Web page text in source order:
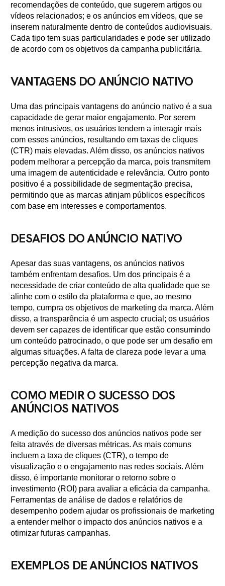
recomendações de conteúdo, que sugerem artigos ou
vídeos relacionados; e os anúncios em vídeos, que se
inserem naturalmente dentro de conteúdos audiovisuais.
Cada tipo tem suas particularidades e pode ser utilizado
de acordo com os objetivos da campanha publicitária.
VANTAGENS DO ANÚNCIO NATIVO
Uma das principais vantagens do anúncio nativo é a sua
capacidade de gerar maior engajamento. Por serem
menos intrusivos, os usuários tendem a interagir mais
com esses anúncios, resultando em taxas de cliques
(CTR) mais elevadas. Além disso, os anúncios nativos
podem melhorar a percepção da marca, pois transmitem
uma imagem de autenticidade e relevância. Outro ponto
positivo é a possibilidade de segmentação precisa,
permitindo que as marcas atinjam públicos específicos
com base em interesses e comportamentos.
DESAFIOS DO ANÚNCIO NATIVO
Apesar das suas vantagens, os anúncios nativos
também enfrentam desafios. Um dos principais é a
necessidade de criar conteúdo de alta qualidade que se
alinhe com o estilo da plataforma e que, ao mesmo
tempo, cumpra os objetivos de marketing da marca. Além
disso, a transparência é um aspecto crucial; os usuários
devem ser capazes de identificar que estão consumindo
um conteúdo patrocinado, o que pode ser um desafio em
algumas situações. A falta de clareza pode levar a uma
percepção negativa da marca.
COMO MEDIR O SUCESSO DOS
ANÚNCIOS NATIVOS
A medição do sucesso dos anúncios nativos pode ser
feita através de diversas métricas. As mais comuns
incluem a taxa de cliques (CTR), o tempo de
visualização e o engajamento nas redes sociais. Além
disso, é importante monitorar o retorno sobre o
investimento (ROI) para avaliar a eficácia da campanha.
Ferramentas de análise de dados e relatórios de
desempenho podem ajudar os profissionais de marketing
a entender melhor o impacto dos anúncios nativos e a
otimizar futuras campanhas.
EXEMPLOS DE ANÚNCIOS NATIVOS